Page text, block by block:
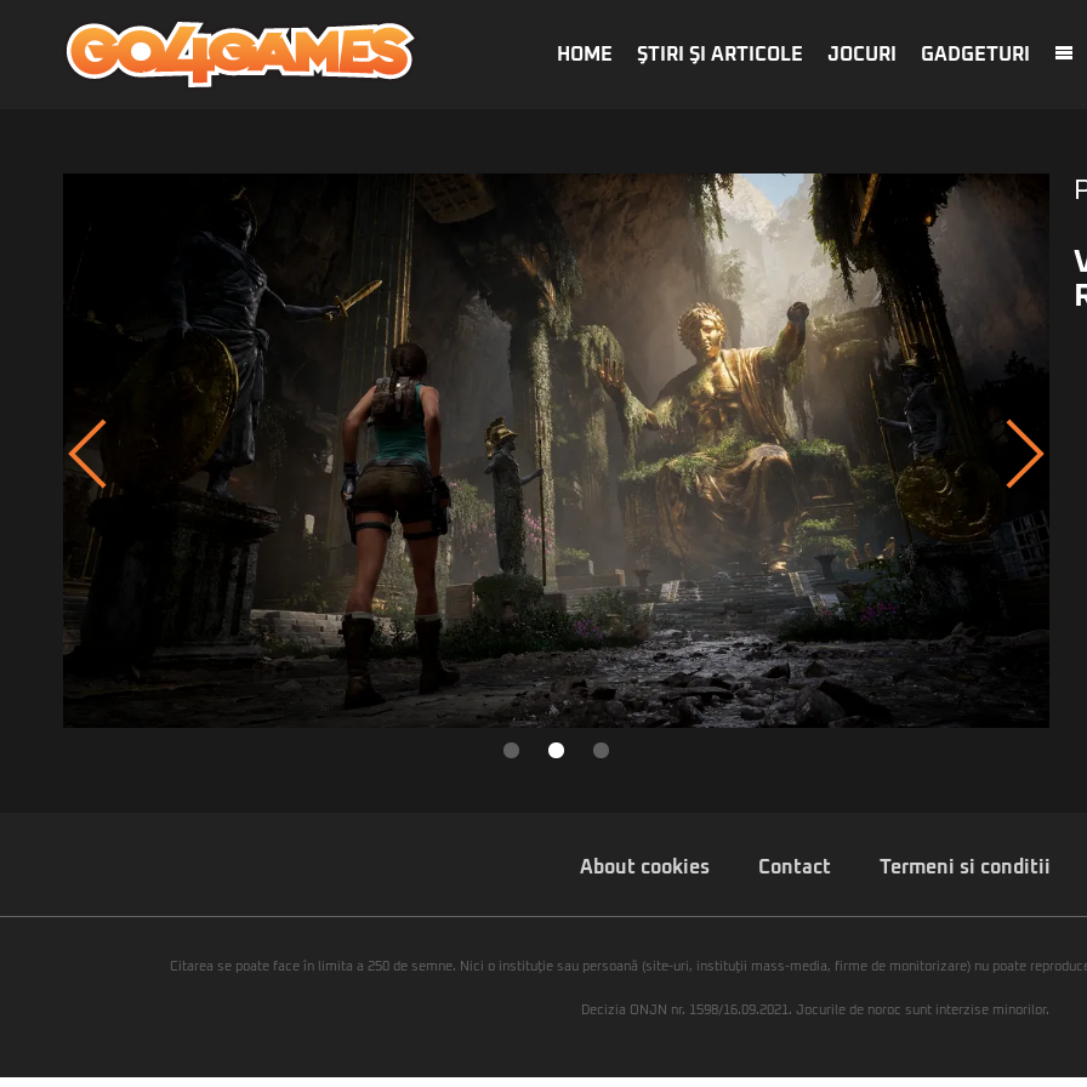
HOME ŞTIRI ŞI ARTICOLE JOCURI GADGETURI
About cookies Contact Termeni si conditii
Citarea se poate face în limita a 250 de semne. Nici o instituţie sau persoană (site-uri, instituţii mass-media, firme de monitorizare) nu poate
Decizia ONJN nr. 1598/16.09.2021. Jocurile de noroc sunt interzise minorilor.